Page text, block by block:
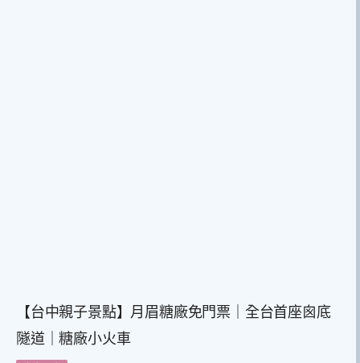
【台中親子景點】月眉糖廠免門票｜全台首座囪底
隧道｜糖廠小火車